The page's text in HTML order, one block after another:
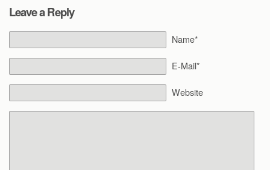
Leave a Reply
Name*
E-Mail*
Website